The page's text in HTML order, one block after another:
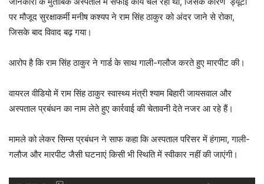
पर मौजूद सुरक्षाकर्मी मनीष कश्यप ने राम सिंह ठाकुर को अंदर जाने से रोका,
जिसके बाद विवाद बढ़ गया।
आरोप है कि राम सिंह ठाकुर ने गार्ड के साथ गाली-गलौज करते हुए मारपीट की।
वायरल वीडियो में राम सिंह ठाकुर स्वास्थ्य मंत्री श्याम बिहारी जायसवाल और
अस्पताल प्रबंधन का नाम लेते हुए कार्रवाई की चेतावनी देते नजर आ रहे हैं।
मामले को लेकर सिम्स प्रबंधन ने साफ कहा कि अस्पताल परिसर में हंगामा, गाली-
गलौज और मारपीट जैसी घटनाएं किसी भी स्थिति में स्वीकार नहीं की जाएंगी।